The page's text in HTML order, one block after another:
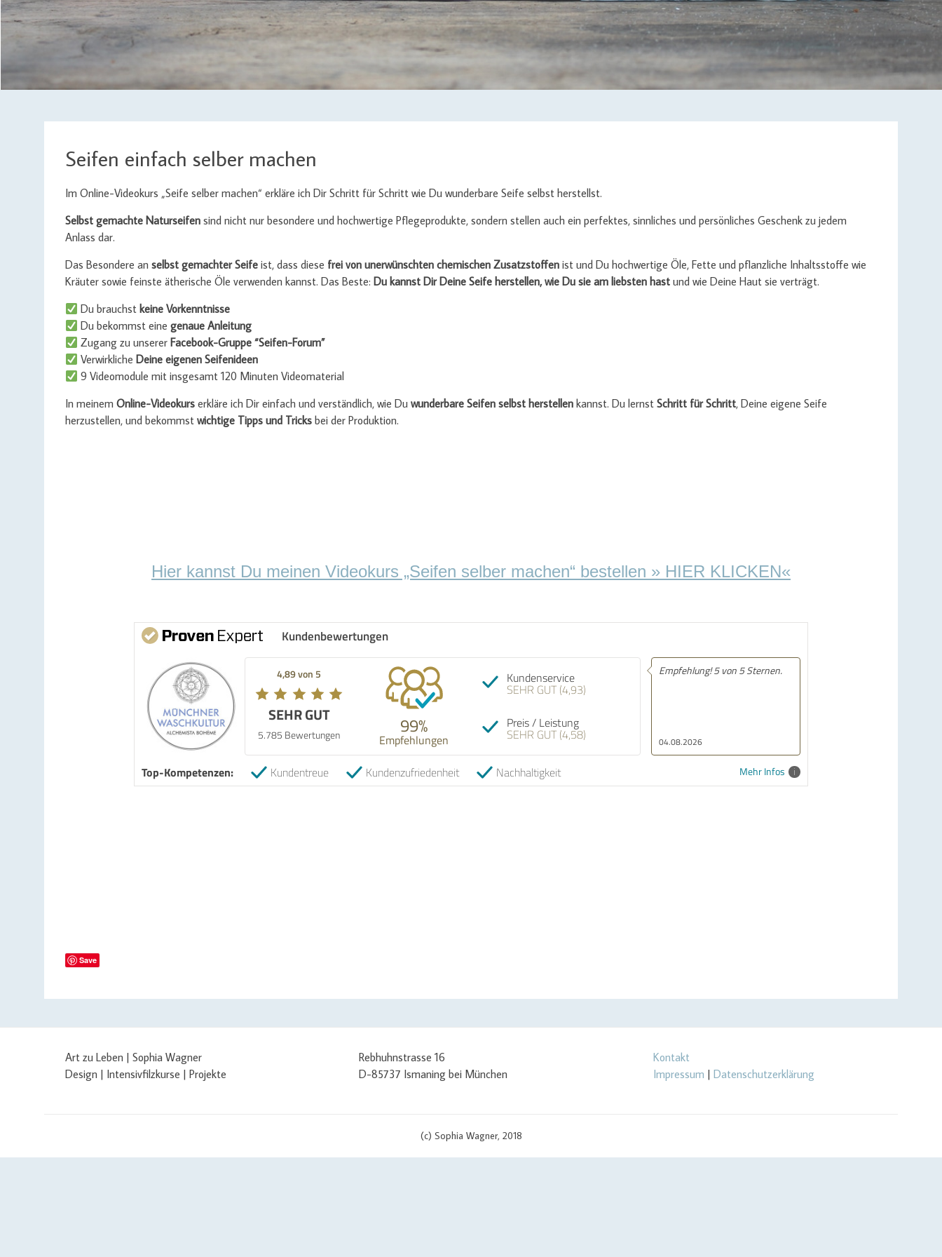
Seifen einfach selber machen
Im Online-Videokurs „Seife selber machen“ erkläre ich Dir Schritt für Schritt wie Du wunderbare Seife selbst herstellst.
Selbst gemachte Naturseifen sind nicht nur besondere und hochwertige Pflegeprodukte, sondern stellen auch ein perfektes, sinnliches und persönliches Geschenk zu jedem
Anlass dar.
Das Besondere an selbst gemachter Seife ist, dass diese frei von unerwünschten chemischen Zusatzstoffen ist und Du hochwertige Öle, Fette und pflanzliche Inhaltsstoffe wie
Kräuter sowie feinste ätherische Öle verwenden kannst. Das Beste: Du kannst Dir Deine Seife herstellen, wie Du sie am liebsten hast und wie Deine Haut sie verträgt.
Du brauchst keine Vorkenntnisse
Du bekommst einegenaue Anleitung
Zugang zu unserer Facebook-Gruppe “Seifen-Forum”
Verwirkliche Deine eigenen Seifenideen
9 Videomodule mit insgesamt 120 Minuten Videomaterial
In meinem Online-Videokurs erkläre ich Dir einfach und verständlich, wie Du wunderbare Seifen selbst herstellen kannst. Du lernst Schritt für Schritt, Deine eigene Seife
herzustellen, und bekommst wichtige Tipps und Tricks bei der Produktion.
Hier kannst Du meinen Videokurs „Seifen selber machen“ bestellen » HIER KLICKEN«
Kundenbewertungen
4,89 von 5
SEHR GUT
5.785 Bewertungen 99%
Empfehlungen
Kundenservice
SEHR GUT (4,93)
Preis / Leistung
SEHR GUT (4,58) 28.07.2026
Empfehlung! Tolle Produkte und
sehr schnelle Lieferung
Mehr Infos
Top-Kompetenzen: Kundentreue Kundenzufriedenheit Nachhaltigkeit
Save
Art zu Leben | Sophia Wagner
Design | Intensivfilzkurse | Projekte
Rebhuhnstrasse 16
D-85737 Ismaning bei München
Kontakt
Impressum | Datenschutzerklärung
(c) Sophia Wagner, 2018